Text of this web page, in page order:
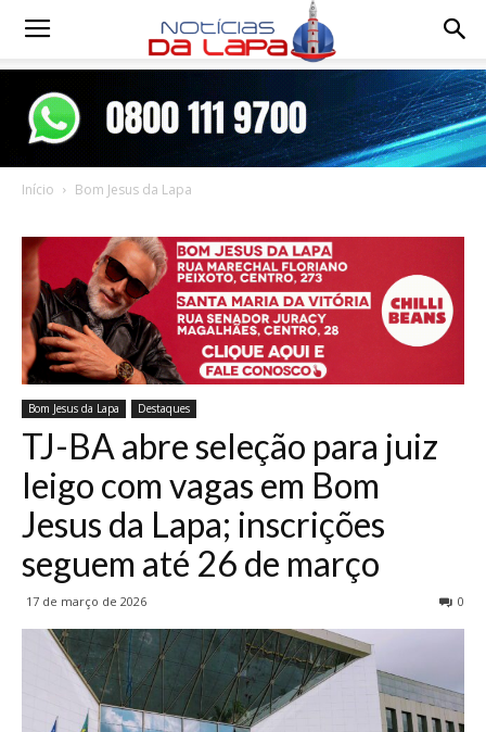
Notícias
Início Bom Jesus da Lapa
Bom Jesus da Lapa Destaques
TJ-BA abre seleção para juiz
leigo com vagas em Bom
Jesus da Lapa; inscrições
seguem até 26 de março
17 de março de 2026 0